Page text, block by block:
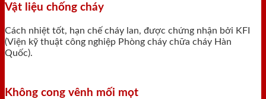
Vật liệu chống cháy
Cách nhiệt tốt, hạn chế cháy lan, được chứng nhận bởi KFI
(Viện kỹ thuật công nghiệp Phòng cháy chữa cháy Hàn
Quốc).
Không cong vênh mối mọt